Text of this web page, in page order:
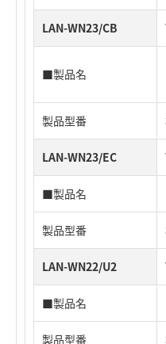
LAN-WN23/CB
■製品名
製品型番
LAN-WN23/EC
■製品名
製品型番
LAN-WN22/U2
■製品名
製品型番